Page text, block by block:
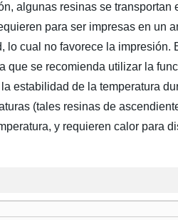
algunas resinas se
para ser impresas en un
lo cual no favorece la
que se recomienda utilizar la
estabilidad de la temperatura
(tales resinas de
y requieren calor para